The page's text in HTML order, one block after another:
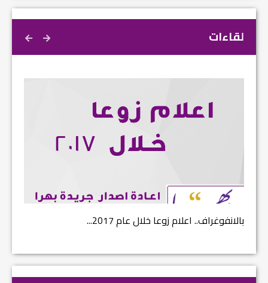
لقاءات
بالانفوغراف.. اعلام زوعا خلال عام 2017...